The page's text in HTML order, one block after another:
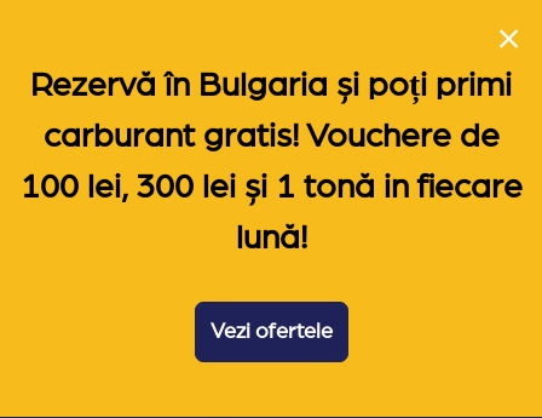
Rezervă în Bulgaria și poți primi
carburant gratis! Vouchere de
100 lei, 300 lei și 1 tonă in fiecare
lună!
Vezi ofertele